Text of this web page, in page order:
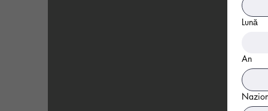
Start
Link to
Lună
An